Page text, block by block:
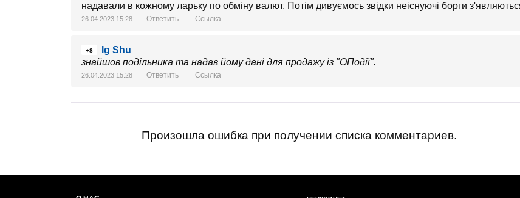
надавали в кожному ларьку по обміну валют. Потім дивуємось звідки неіснуючі борги
26.04.2023 15:28 Ответить Ссылка
+8
Ig Shu
знайшов подільника та надав йому дані для продажу із "ОПодії".
26.04.2023 15:28 Ответить Ссылка
Произошла ошибка при получении списка комментариев.